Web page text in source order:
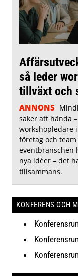
så leder
tillväxt och
ANNONS
saker att hända
workshopledare
företag och
eventbranschen
nya idéer – det
tillsammans.
KONFERENS OCH